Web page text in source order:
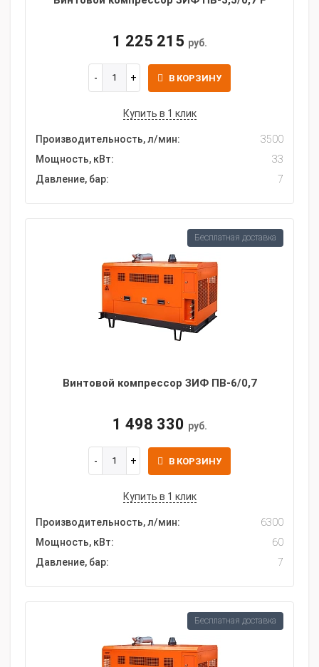
1 225 215 руб.
В КОРЗИНУ
Купить в 1 клик
Производительность, л/мин:
3500
Мощность, кВт:
33
Давление, бар:
7
Винтовой компрессор ЗИФ ПВ-6/0,7
1 498 330 руб.
В КОРЗИНУ
Купить в 1 клик
Производительность, л/мин:
6300
Мощность, кВт:
60
Давление, бар:
7
Бесплатная доставка
Бесплатная доставка